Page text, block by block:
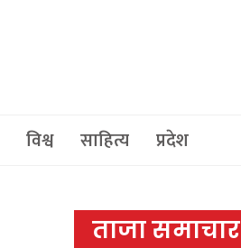
विश्व साहित्य प्रदेश
ताजा समाचार